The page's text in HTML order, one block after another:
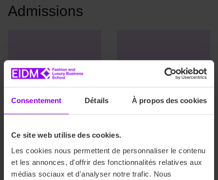
Consentement Détails À propos des cookies
Ce site web utilise des cookies.
Les cookies nous permettent de personnaliser le contenu
et les annonces, d'offrir des fonctionnalités relatives aux
médias sociaux et d'analyser notre trafic. Nous
Admissions
Arnaud Baron Anthony Zanga